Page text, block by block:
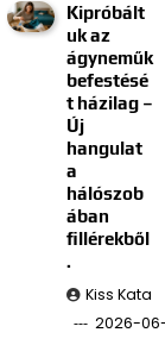
Kipróbált
uk az
ágyneműk
befestésé
t házilag –
Új
hangulat
a
hálószob
ában
fillérekből
.
Kiss Kata
2026-